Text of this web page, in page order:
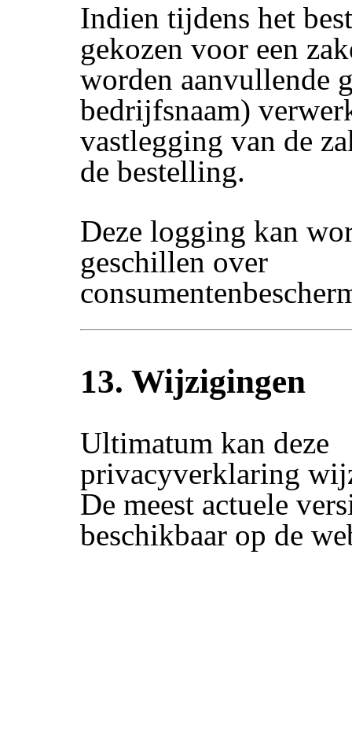
Indien tijdens het
gekozen voor een
worden aanvullende
bedrijfsnaam)
vastlegging van de
de bestelling.
Deze logging kan
geschillen over
13. Wijzigingen
Ultimatum kan deze
privacyverklaring
De meest actuele
beschikbaar op de